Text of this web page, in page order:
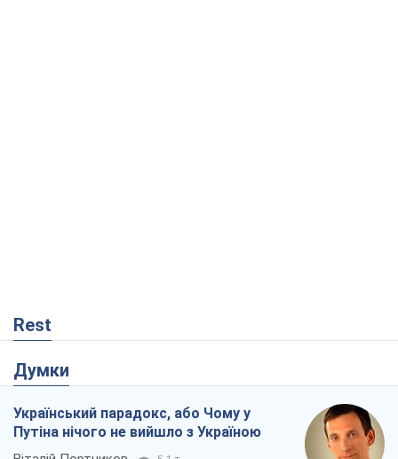
Rest
Думки
Український парадокс, або Чому у
Путіна нічого не вийшло з Україною